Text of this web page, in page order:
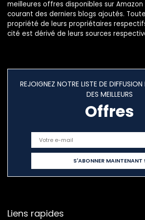
meilleures offres disponibles sur
courant des derniers blogs ajoutés.
propriété de leurs propriétaires
cité est dérivé de leurs sources
REJOIGNEZ NOTRE LISTE DE DIFFUSION
DES MEILLEURS
Offres
Liens rapides